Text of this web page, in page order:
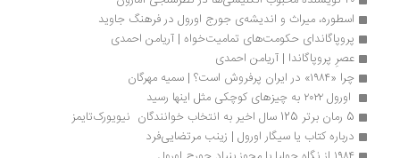
اسطوره، میراث و اندیشه‌ی جورج اورول در فرهنگ جاوید
پروپاگاندای حکومت‌های تمامیت‌خواه | آریامن احمدی
عصرِ پروپاگاندا | آریامن احمدی
چرا «۱۹۸۴» در ایران پرفروش‌ است؟ | سمیه مهرگان
اورول ۲۰۲۲ به چیزهای کوچکی مثل اینها رسید
5 رمان برتر 125 سال اخیر به انتخاب خوانندگان  نیویورک‌تایمز
درباره کتاب یا سیگار اورول |‌ زینب مرتضایی‌فرد